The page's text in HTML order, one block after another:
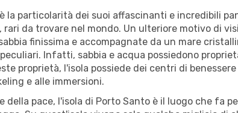
la particolarità dei suoi affascinanti e incredibili
da trovare nel mondo. Un ulteriore motivo di
finissima e accompagnate da un mare
Infatti, sabbia e acqua possiedono
proprietà, l'isola possiede dei centri di
e alle immersioni.
della pace, l'isola di Porto Santo è il luogo che fa